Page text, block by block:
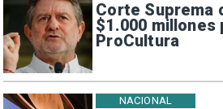
Corte Suprema
$1.000 millones
ProCultura
NACIONAL